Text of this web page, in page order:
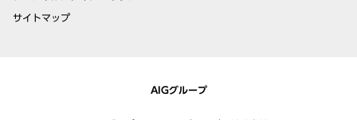
サイトマップ
AIGグループ